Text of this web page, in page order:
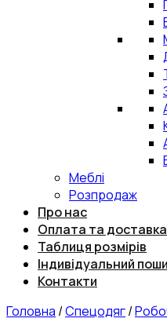
Меблі
Розпродаж
Про нас
Оплата та доставка
Таблиця розмірів
Індивідуальний
Контакти
Головна /Спецодяг/